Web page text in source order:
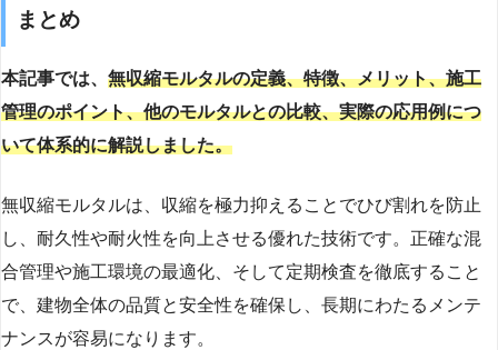
まとめ
本記事では、 無収縮モルタルの定義、特徴、メリット、施工
管理のポイント、他のモルタルとの比較、実際の応用例につ
いて体系的に解説しました。
無収縮モルタルは、収縮を極力抑えることでひび割れを防止
し、耐久性や耐火性を向上させる優れた技術です。正確な混
合管理や施工環境の最適化、そして定期検査を徹底すること
で、建物全体の品質と安全性を確保し、長期にわたるメンテ
ナンスが容易になります。